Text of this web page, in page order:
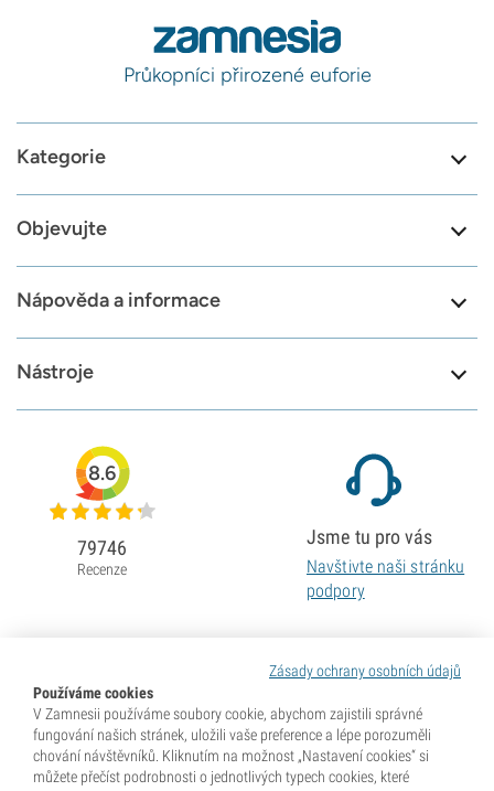
Průkopníci přirozené euforie
Kategorie
Objevujte
Nápověda a informace
Nástroje
Zásady ochrany osobních údajů
Používáme cookies
V Zamnesii používáme soubory cookie, abychom zajistili správné
fungování našich stránek, uložili vaše preference a lépe porozuměli
chování návštěvníků. Kliknutím na možnost „Nastavení cookies“ si
můžete přečíst podrobnosti o jednotlivých typech cookies, které
8.6
79746
Recenze
Jsme tu pro vás
Navštivte naši stránku
podpory